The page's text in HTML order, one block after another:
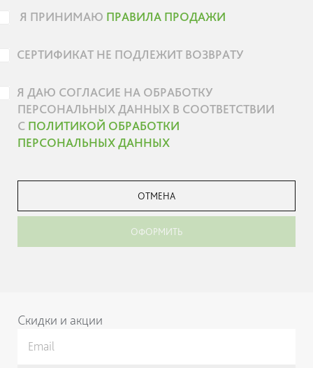
Я ПРИНИМАЮ ПРАВИЛА ПРОДАЖИ
СЕРТИФИКАТ НЕ ПОДЛЕЖИТ ВОЗВРАТУ
Я ДАЮ СОГЛАСИЕ НА ОБРАБОТКУ
ПЕРСОНАЛЬНЫХ ДАННЫХ В СООТВЕТСТВИИ
С ПОЛИТИКОЙ ОБРАБОТКИ
ПЕРСОНАЛЬНЫХ ДАННЫХ
ОТМЕНА
ОФОРМИТЬ
Скидки и акции